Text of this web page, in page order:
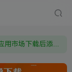
需要什么游戏请联系客服，若链接失效请联系客服，百度网盘边上的激活码也是解压密码
由于微信被封，沟通工具使用最群app，应用市场下载后添加好友：Y9FA49 以后用最群交流解决问题。不再使用微信！